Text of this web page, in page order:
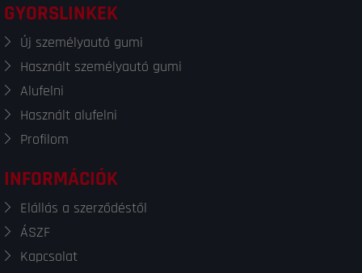
GYORSLINKEK
Új személyautó gumi
Használt személyautó gumi
Alufelni
Használt alufelni
Profilom
INFORMÁCIÓK
Elállás a szerződéstől
ÁSZF
Kapcsolat